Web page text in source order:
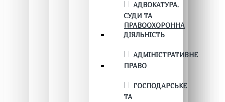
АДВОКАТУРА,
СУДИ ТА
ПРАВООХОРОННА
ДІЯЛЬНІСТЬ
АДМІНІСТРАТИВНЕ
ПРАВО
ГОСПОДАРСЬКЕ
ТА